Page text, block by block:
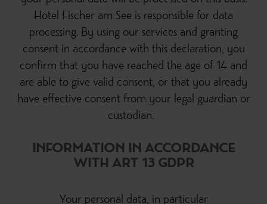
Hotel Fischer am See is responsible for data
processing. By using our services and granting
consent in accordance with this declaration, you
confirm that you have reached the age of 14 and
are able to give valid consent, or that you already
have effective consent from your legal guardian or
custodian.
INFORMATION IN ACCORDANCE
WITH ART 13 GDPR
Your personal data, in particular